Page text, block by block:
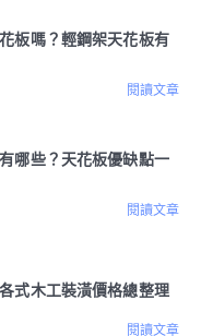
板嗎？輕鋼架天花板有
閱讀文章
哪些？天花板優缺點一
閱讀文章
式木工裝潢價格總整理
閱讀文章